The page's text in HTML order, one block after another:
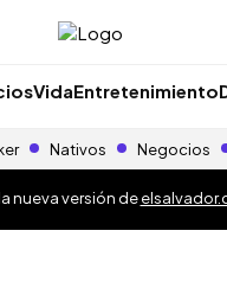
VidaEntretenimiento
Nativos Negocios
nueva versión de